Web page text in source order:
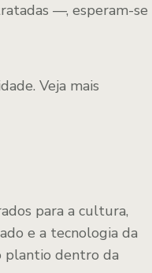
—, esperam-se
Veja mais
para a cultura,
e a tecnologia da
plantio dentro da